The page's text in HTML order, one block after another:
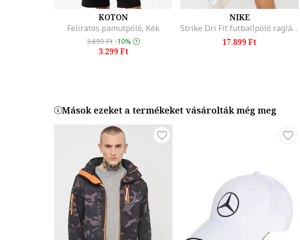
KOTON
Feliratos pamutpóló, Kék
3.699 Ft -10%
3.299 Ft
NIKE
Strike Dri Fit futballpóló raglánujjakkal, Fehér
17.899 Ft
Mások ezeket a termékeket vásárolták még meg